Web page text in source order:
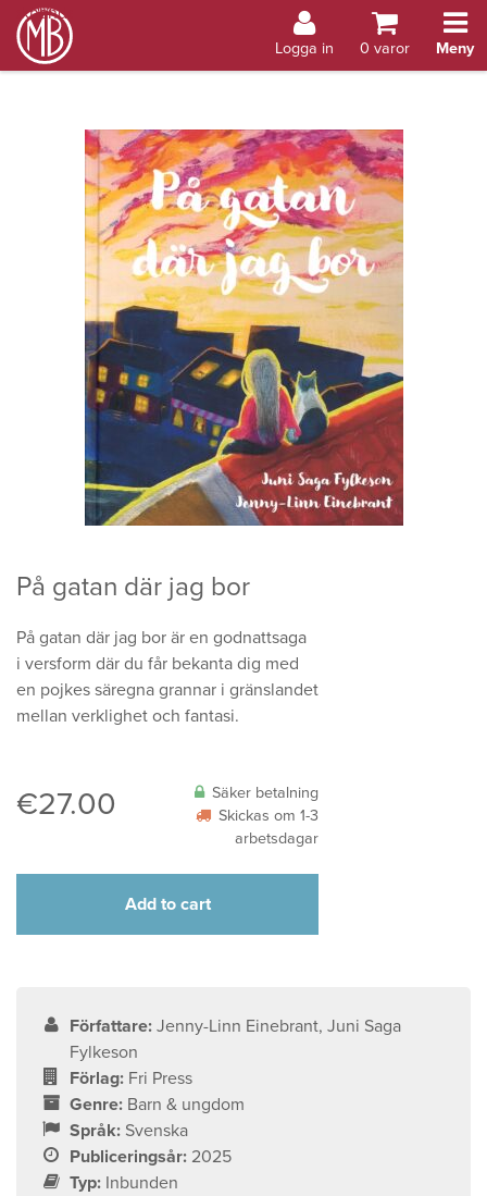
Åland
Logga in 0 varor Meny
På gatan där jag bor
På gatan där jag bor är en godnattsaga
i versform där du får bekanta dig med
en pojkes säregna grannar i gränslandet
mellan verklighet och fantasi.
€27.00
Säker betalning
Skickas om 1-3
arbetsdagar
Add to cart
Författare: Jenny-Linn Einebrant, Juni Saga
Fylkeson
Förlag: Fri Press
Genre: Barn & ungdom
Språk: Svenska
Publiceringsår: 2025
Typ: Inbunden